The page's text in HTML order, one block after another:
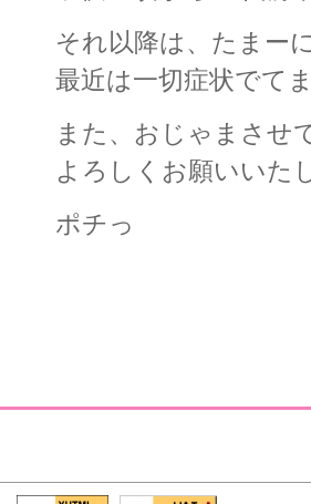
それ以降は、たまー
最近は一切症状でてま
また、おじゃまさせ
よろしくお願いいた
ポチっ